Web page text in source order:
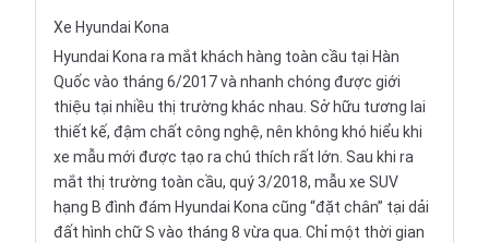
Xe Hyundai Kona
Hyundai Kona ra mắt khách hàng toàn cầu tại Hàn
Quốc vào tháng 6/2017 và nhanh chóng được giới
thiệu tại nhiều thị trường khác nhau. Sở hữu tương lai
thiết kế, đậm chất công nghệ, nên không khó hiểu khi
xe mẫu mới được tạo ra chú thích rất lớn. Sau khi ra
mắt thị trường toàn cầu, quý 3/2018, mẫu xe SUV
hạng B đình đám Hyundai Kona cũng “đặt chân” tại dải
đất hình chữ S vào tháng 8 vừa qua. Chỉ một thời gian